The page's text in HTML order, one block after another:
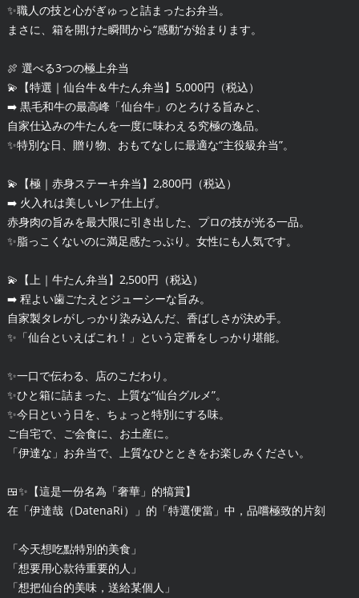
✨職人の技と心がぎゅっと詰まったお弁当。
まさに、箱を開けた瞬間から“感動”が始まります。
🍖 選べる3つの極上弁当
💫【特選｜仙台牛＆牛たん弁当】5,000円（税込）
➡️ 黒毛和牛の最高峰「仙台牛」のとろける旨みと、
自家仕込みの牛たんを一度に味わえる究極の逸品。
✨特別な日、贈り物、おもてなしに最適な“主役級弁当”。
💫【極｜赤身ステーキ弁当】2,800円（税込）
➡️ 火入れは美しいレア仕上げ。
赤身肉の旨みを最大限に引き出した、プロの技が光る一品。
✨脂っこくないのに満足感たっぷり。女性にも人気です。
💫【上｜牛たん弁当】2,500円（税込）
➡️ 程よい歯ごたえとジューシーな旨み。
自家製タレがしっかり染み込んだ、香ばしさが決め手。
✨「仙台といえばこれ！」という定番をしっかり堪能。
✨一口で伝わる、店のこだわり。
✨ひと箱に詰まった、上質な“仙台グルメ”。
✨今日という日を、ちょっと特別にする味。
ご自宅で、ご会食に、お土産に。
「伊達な」お弁当で、上質なひとときをお楽しみください。
🍱✨【這是一份名為「奢華」的犒賞】
在「伊達哉（DatenaRi）」的「特選便當」中，品嚐極致的片刻
「今天想吃點特別的美食」
「想要用心款待重要的人」
「想把仙台的美味，送給某個人」